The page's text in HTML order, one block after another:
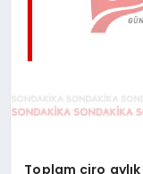
Toplam ciro aylık